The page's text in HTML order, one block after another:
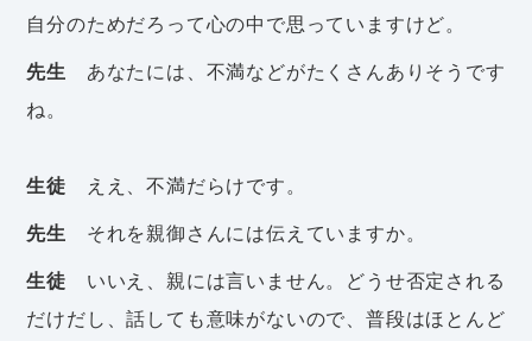
自分のためだろって心の中で思っていますけど。
先生 あなたには、不満などがたくさんありそうです
ね。
生徒 ええ、不満だらけです。
先生 それを親御さんには伝えていますか。
生徒 いいえ、親には言いません。どうせ否定される
だけだし、話しても意味がないので、普段はほとんど